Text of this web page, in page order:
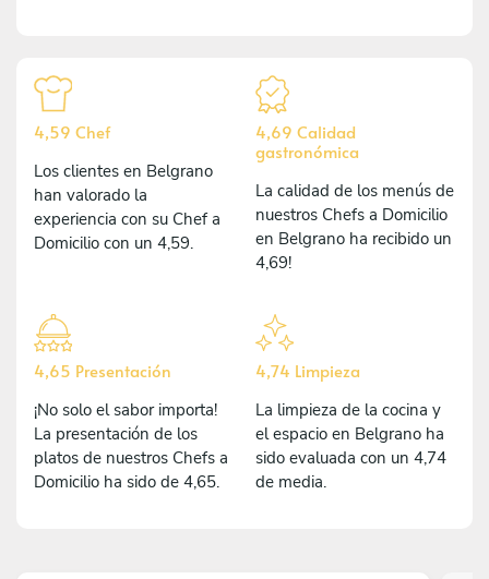
4,59 Chef
Los clientes en Belgrano
han valorado la
experiencia con su Chef a
Domicilio con un 4,59.
4,69 Calidad
gastronómica
La calidad de los menús de
nuestros Chefs a Domicilio
en Belgrano ha recibido un
4,69!
4,65 Presentación
¡No solo el sabor importa!
La presentación de los
platos de nuestros Chefs a
Domicilio ha sido de 4,65.
4,74 Limpieza
La limpieza de la cocina y
el espacio en Belgrano ha
sido evaluada con un 4,74
de media.